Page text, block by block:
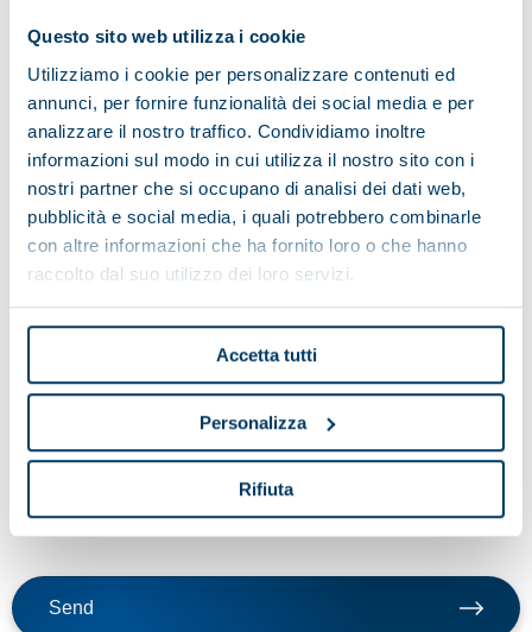
Questo sito web utilizza i cookie
Utilizziamo i cookie per personalizzare contenuti ed
annunci, per fornire funzionalità dei social media e per
analizzare il nostro traffico. Condividiamo inoltre
informazioni sul modo in cui utilizza il nostro sito con i
nostri partner che si occupano di analisi dei dati web,
pubblicità e social media, i quali potrebbero combinarle
con altre informazioni che ha fornito loro o che hanno
raccolto dal suo utilizzo dei loro servizi.
Accetta tutti
Personalizza
Rifiuta
To receive marketing activities
I consent I do not consent
To profiling activities
By clicking send button, I confirm that I request the service
indicated in point a) of these guidelines; my consent to the
processing of data for the purposes of the service, including the
processing methods mentioned in these guidelines, including
Send